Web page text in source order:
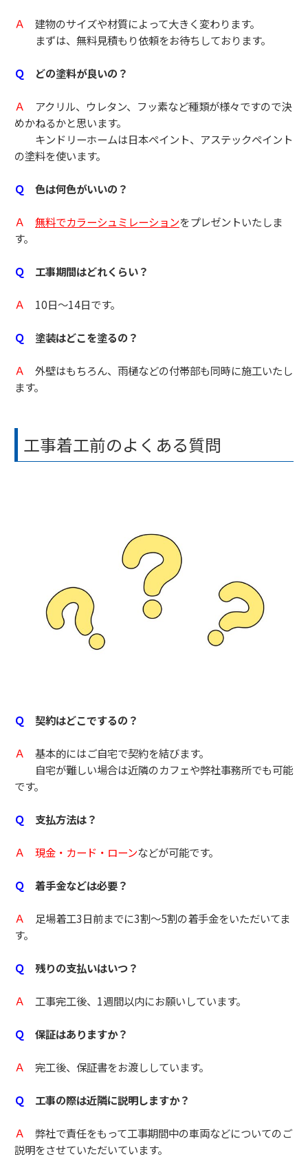
Ａ 建物のサイズや材質によって大きく変わります。
まずは、無料見積もり依頼をお待ちしております。
Ｑ どの塗料が良いの？
Ａ アクリル、ウレタン、フッ素など種類が様々ですので決
めかねるかと思います。
キンドリーホームは日本ペイント、アステックペイント
の塗料を使います。
Ｑ 色は何色がいいの？
Ａ 無料でカラーシュミレーションをプレゼントいたしま
す。
Ｑ 工事期間はどれくらい？
Ａ 10日～14日です。
Ｑ 塗装はどこを塗るの？
Ａ 外壁はもちろん、雨樋などの付帯部も同時に施工いたし
ます。
工事着工前のよくある質問
Ｑ 契約はどこでするの？
Ａ 基本的にはご自宅で契約を結びます。
自宅が難しい場合は近隣のカフェや弊社事務所でも可能
です。
Ｑ 支払方法は？
Ａ 現金・カード・ローンなどが可能です。
Ｑ 着手金などは必要？
Ａ 足場着工3日前までに3割～5割の着手金をいただいてま
す。
Ｑ 残りの支払いはいつ？
Ａ 工事完工後、1週間以内にお願いしています。
Ｑ 保証はありますか？
Ａ 完工後、保証書をお渡ししています。
Ｑ 工事の際は近隣に説明しますか？
Ａ 弊社で責任をもって工事期間中の車両などについてのご
説明をさせていただいています。